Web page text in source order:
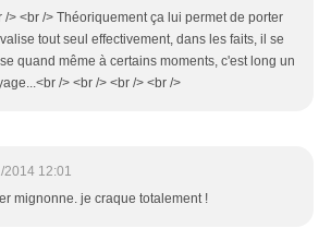
/> <br /> Théoriquement ça lui permet de porter
tout seul effectivement, dans les faits, il se
quand même à certains moments, c'est long un
/> <br /> <br /> <br />
2014 12:01
mignonne. je craque totalement !